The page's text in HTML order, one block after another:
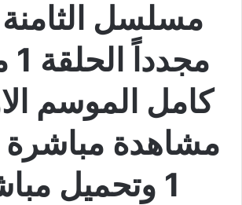
مسلسل
مشاهدة
1 وتحميل